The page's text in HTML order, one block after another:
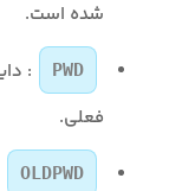
شده است.
PWD
فعلی.
OLDPWD